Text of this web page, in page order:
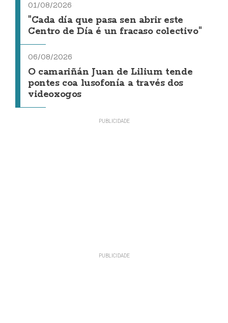
01/08/2026
"Cada día que pasa sen abrir este
Centro de Día é un fracaso colectivo"
06/08/2026
O camariñán Juan de Lilium tende
pontes coa lusofonía a través dos
videoxogos